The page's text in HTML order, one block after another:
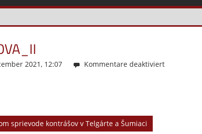
2021, 12:07 Kommentare deaktiviert
sprievode kontrášov v Telgárte a Šumiaci